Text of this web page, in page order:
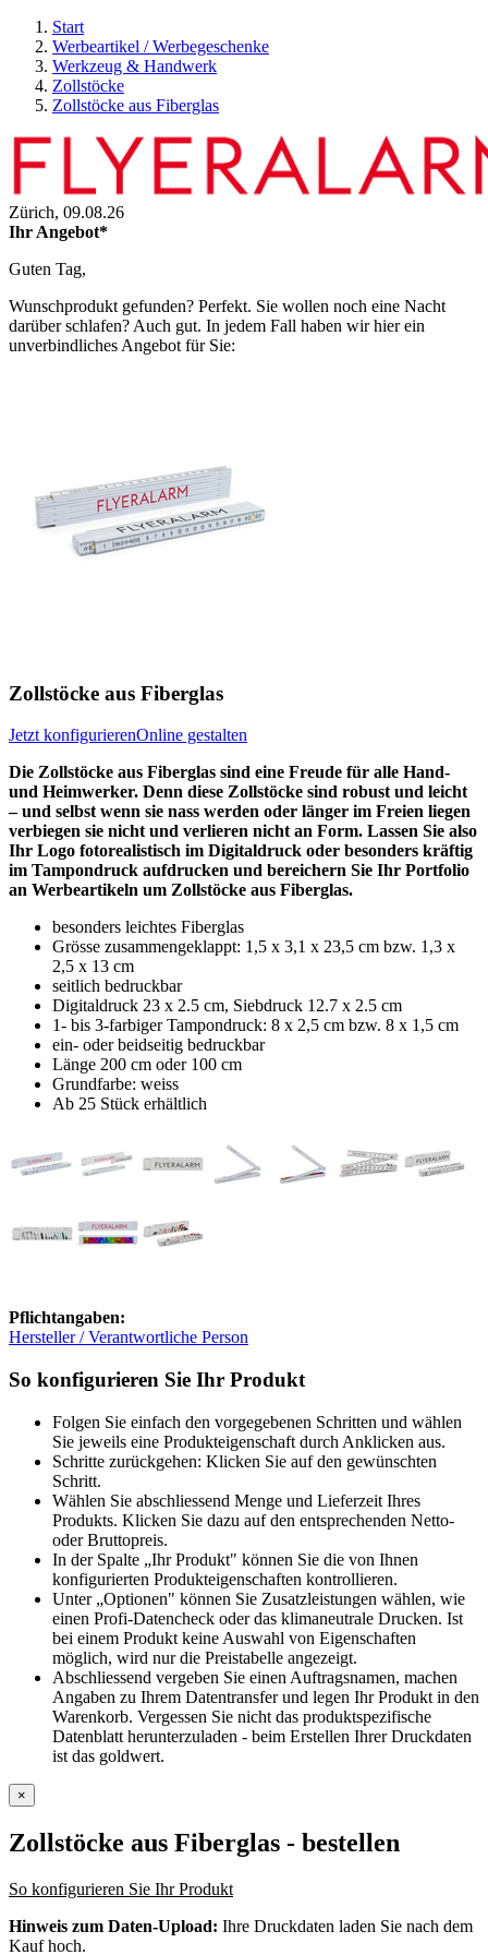
Start
Werbeartikel / Werbegeschenke
Werkzeug & Handwerk
Zollstöcke
Zollstöcke aus Fiberglas
Zürich, 09.08.26
Ihr Angebot*
Guten Tag,
Wunschprodukt gefunden? Perfekt. Sie wollen noch eine Nacht
darüber schlafen? Auch gut. In jedem Fall haben wir hier ein
unverbindliches Angebot für Sie:
Zollstöcke aus Fiberglas
Jetzt konfigurierenOnline gestalten
Die Zollstöcke aus Fiberglas sind eine Freude für alle Hand-
und Heimwerker. Denn diese Zollstöcke sind robust und leicht
– und selbst wenn sie nass werden oder länger im Freien liegen
verbiegen sie nicht und verlieren nicht an Form. Lassen Sie also
Ihr Logo fotorealistisch im Digitaldruck oder besonders kräftig
im Tampondruck aufdrucken und bereichern Sie Ihr Portfolio
an Werbeartikeln um Zollstöcke aus Fiberglas.
besonders leichtes Fiberglas
Grösse zusammengeklappt: 1,5 x 3,1 x 23,5 cm bzw. 1,3 x
2,5 x 13 cm
seitlich bedruckbar
Digitaldruck 23 x 2.5 cm, Siebdruck 12.7 x 2.5 cm
1- bis 3-farbiger Tampondruck: 8 x 2,5 cm bzw. 8 x 1,5 cm
ein- oder beidseitig bedruckbar
Länge 200 cm oder 100 cm
Grundfarbe: weiss
Ab 25 Stück erhältlich
Pflichtangaben:
Hersteller / Verantwortliche Person
So konfigurieren Sie Ihr Produkt
Folgen Sie einfach den vorgegebenen Schritten und wählen
Sie jeweils eine Produkteigenschaft durch Anklicken aus.
Schritte zurückgehen: Klicken Sie auf den gewünschten
Schritt.
Wählen Sie abschliessend Menge und Lieferzeit Ihres
Produkts. Klicken Sie dazu auf den entsprechenden Netto-
oder Bruttopreis.
In der Spalte „Ihr Produkt" können Sie die von Ihnen
konfigurierten Produkteigenschaften kontrollieren.
Unter „Optionen" können Sie Zusatzleistungen wählen, wie
einen Profi-Datencheck oder das klimaneutrale Drucken. Ist
bei einem Produkt keine Auswahl von Eigenschaften
möglich, wird nur die Preistabelle angezeigt.
Abschliessend vergeben Sie einen Auftragsnamen, machen
Angaben zu Ihrem Datentransfer und legen Ihr Produkt in den
Warenkorb. Vergessen Sie nicht das produktspezifische
Datenblatt herunterzuladen - beim Erstellen Ihrer Druckdaten
ist das goldwert.
×
Zollstöcke aus Fiberglas - bestellen
So konfigurieren Sie Ihr Produkt
Hinweis zum Daten-Upload: Ihre Druckdaten laden Sie nach dem
Kauf hoch.